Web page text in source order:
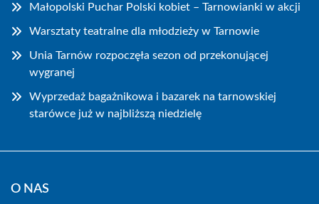
Małopolski Puchar Polski kobiet – Tarnowianki w akcji
Warsztaty teatralne dla młodzieży w Tarnowie
Unia Tarnów rozpoczęła sezon od przekonującej
wygranej
Wyprzedaż bagażnikowa i bazarek na tarnowskiej
starówce już w najbliższą niedzielę
O NAS